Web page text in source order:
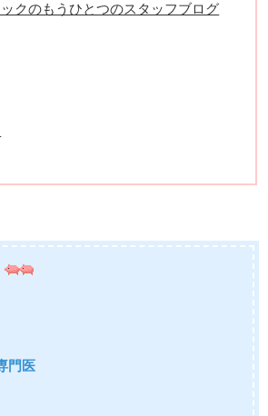
クのもうひとつのスタッフブログ
門医